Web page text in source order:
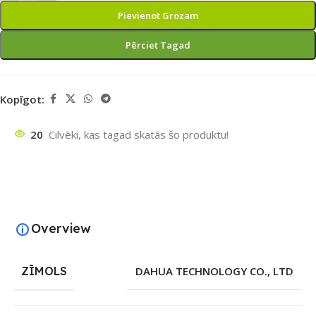
Pievienot Grozam
Pērciet Tagad
Kopīgot:
20 Cilvēki, kas tagad skatās šo produktu!
Overview
ZĪMOLS DAHUA TECHNOLOGY CO., LTD